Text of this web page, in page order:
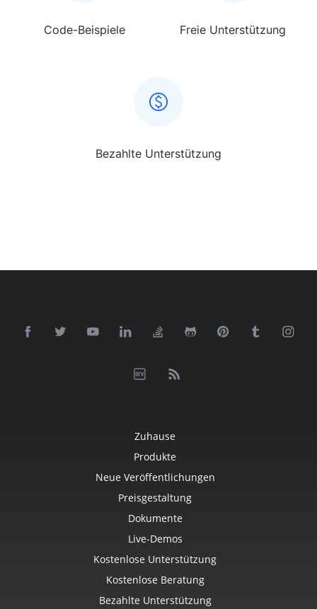
Code-Beispiele Freie Unterstützung
Bezahlte Unterstützung
Zuhause
Produkte
Neue Veröffentlichungen
Preisgestaltung
Dokumente
Live-Demos
Kostenlose Unterstützung
Kostenlose Beratung
Bezahlte Unterstützung